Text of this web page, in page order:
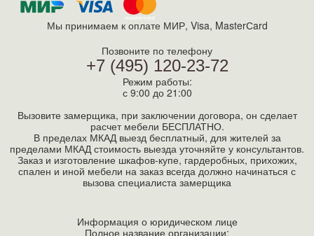
Мы принимаем к оплате МИР, Visa, MasterСard
Позвоните по телефону
+7 (495) 120-23-72
Режим работы:
с 9:00 до 21:00
Вызовите замерщика, при заключении договора, он сделает
расчет мебели БЕСПЛАТНО.
В пределах МКАД выезд бесплатный, для жителей за
пределами МКАД стоимость выезда уточняйте у консультантов.
Заказ и изготовление шкафов-купе, гардеробных, прихожих,
спален и иной мебели на заказ всегда должно начинаться с
вызова специалиста замерщика
Информация о юридическом лице
Полное название организации: